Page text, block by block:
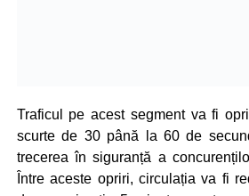
Traficul pe acest segment va fi
scurte de 30 până la 60 de
trecerea în siguranță a
Între aceste opriri, circulația va fi